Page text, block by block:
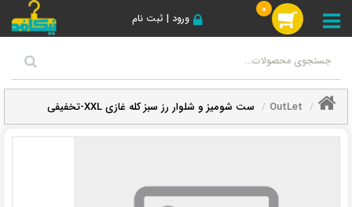
ورود | ثبت نام
0
OutLet ست شومیز و شلوار رز سبز کله غازی XXL-تخفیفی